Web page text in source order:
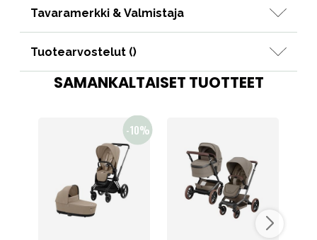
Tavaramerkki & Valmistaja
Tuotearvostelut ()
SAMANKALTAISET TUOTTEET